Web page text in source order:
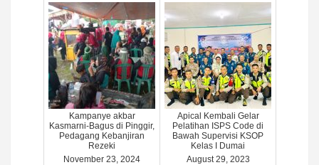
Kampanye akbar
Kasmarni-Bagus di Pinggir,
Pedagang Kebanjiran
Rezeki
November 23, 2024
Apical Kembali Gelar
Pelatihan ISPS Code di
Bawah Supervisi KSOP
Kelas I Dumai
August 29, 2023